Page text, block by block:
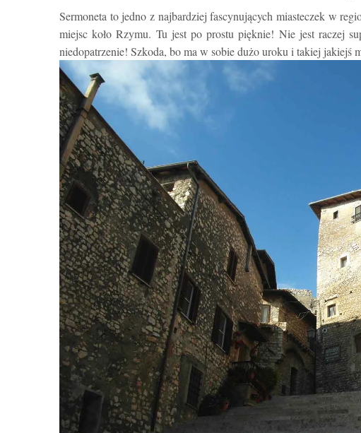
Sermoneta to jedno z najbardziej fascynujących miasteczek w
miejsc koło Rzymu. Tu jest po prostu pięknie! Nie jest raczej
niedopatrzenie! Szkoda, bo ma w sobie dużo uroku i takiej jakiejś